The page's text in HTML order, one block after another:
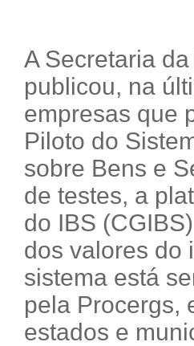
A Secretaria
publicou, na
empresas que
Piloto do
sobre Bens e
de testes, a
do IBS
dos valores do
sistema está
pela Procergs,
estados e